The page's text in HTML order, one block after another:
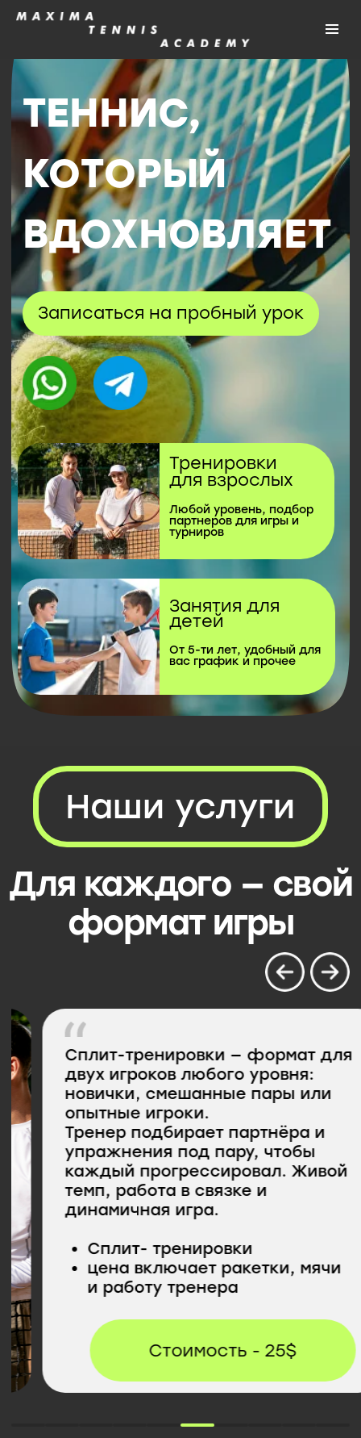
ТЕННИС,
КОТОРЫЙ
ВДОХНОВЛЯЕТ
Записаться на пробный урок
Любой уровень, подбор
партнеров для игры и
турниров
для взрослых
От 5-ти лет, удобный для
вас график и прочее
Занятия для
детей
Для каждого — свой
формат игры
двух игроков любого уровня:
новички, смешанные пары или
опытные игроки.
Тренер подбирает партнёра и
упражнения под пару, чтобы
каждый прогрессировал. Живой
темп, работа в связке и
Сплит- тренировки
цена включает ракетки, мячи
и работу тренера
Онлайн
Наши услуги
Стоимость